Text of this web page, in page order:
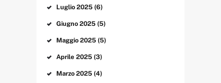
Luglio 2025 (6)
Giugno 2025 (5)
Maggio 2025 (5)
Aprile 2025 (3)
Marzo 2025 (4)